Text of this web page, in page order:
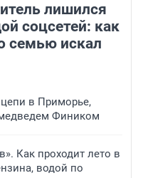
лишился
соцсетей: как
семью искал
в Приморье,
Фиником
Как проходит лето в
водой по